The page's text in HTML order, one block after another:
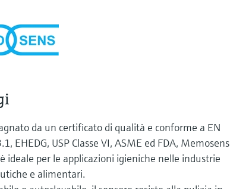
da un certificato di qualità e conforme a EN
EHEDG, USP Classe VI, ASME ed FDA, Memosens
ideale per le applicazioni igieniche nelle industrie
e alimentari.